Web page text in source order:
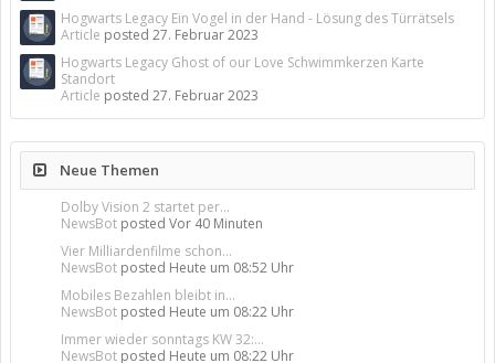
Hogwarts Legacy Ein Vogel in der Hand - Lösung des Türrätsels
Article posted 27. Februar 2023
Hogwarts Legacy Ghost of our Love Schwimmkerzen Karte
Standort
Article posted 27. Februar 2023
Neue Themen
Dolby Vision 2 startet per...
NewsBot posted Vor 40 Minuten
Vier Milliardenfilme schon...
NewsBot posted Heute um 08:52 Uhr
Mobiles Bezahlen bleibt in...
NewsBot posted Heute um 08:22 Uhr
Immer wieder sonntags KW 32:...
NewsBot posted Heute um 08:22 Uhr